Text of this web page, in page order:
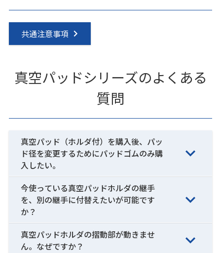
共通注意事項
真空パッドシリーズのよくある
質問
真空パッド（ホルダ付）を購入後、パッ
ド径を変更するためにパッドゴムのみ購
入したい。
今使っている真空パッドホルダの継手
を、別の継手に付替えたいが可能です
か？
真空パッドホルダの摺動部が動きませ
ん。なぜですか？